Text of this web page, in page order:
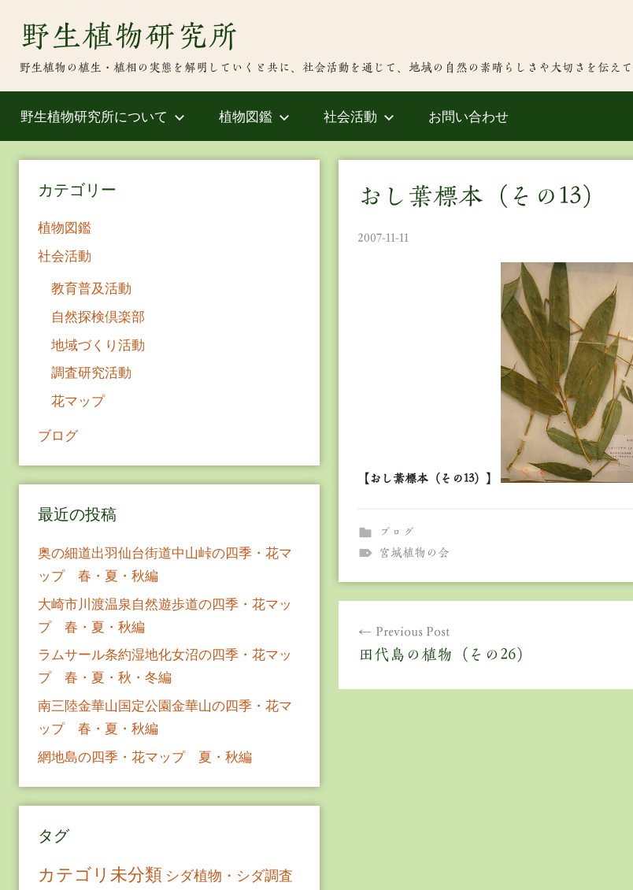
野生植物研究所
野生植物の植生・植相の実態を解明していくと共に、社会活動を通じて、地域の自然の素晴らしさや大切さを伝え
野生植物研究所について 植物図鑑 社会活動 お問い合わせ
おし葉標本（その13）
2007-11-11
【おし葉標本（その13）】
ブログ
宮城植物の会
Previous Post
田代島の植物（その26）
カテゴリー
植物図鑑
社会活動
教育普及活動
自然探検倶楽部
地域づくり活動
調査研究活動
花マップ
ブログ
最近の投稿
奥の細道出羽仙台街道中山峠の四季・花マ
ップ 春・夏・秋編
大崎市川渡温泉自然遊歩道の四季・花マッ
プ 春・夏・秋編
ラムサール条約湿地化女沼の四季・花マッ
プ 春・夏・秋・冬編
南三陸金華山国定公園金華山の四季・花マ
ップ 春・夏・秋編
網地島の四季・花マップ 夏・秋編
タグ
カテゴリ未分類 シダ植物・シダ調査